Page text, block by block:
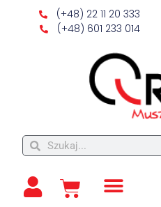
(+48) 22 11 20 333
(+48) 601 233 014